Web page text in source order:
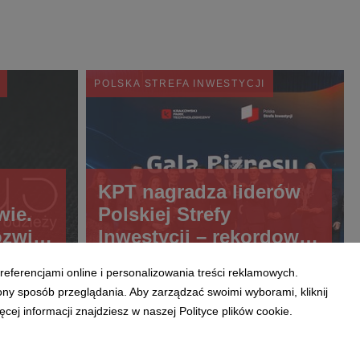
POLSKA STREFA INWESTYCJI
KPT nagradza liderów
Polskiej Strefy
Inwestycji – rekordowy
online i personalizowania treści reklamowych.
sposób przeglądania. Aby zarządzać swoimi wyborami, kliknij
informacji znajdziesz w naszej Polityce plików cookie.